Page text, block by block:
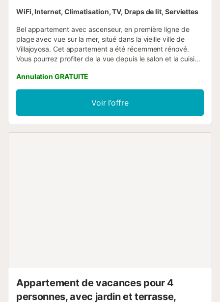
WiFi, Internet, Climatisation, TV, Draps de lit, Serviettes
Bel appartement avec ascenseur, en première ligne de
plage avec vue sur la mer, situé dans la vieille ville de
Villajoyosa. Cet appartement a été récemment rénové.
Vous pourrez profiter de la vue depuis le salon et la cuisine
fonctionnelle et avec bon goût, il dégage une atmosphère
détendue et calme. C'est un appartement idéal pour des
vacances en couple. Parking (non inclus) dans la zone de
stationnement bleue de la rue, et parking privé sous la
promenade de la plage....
Annulation GRATUITE
Voir l’offre
Appartement de vacances pour 4
personnes, avec jardin et terrasse,